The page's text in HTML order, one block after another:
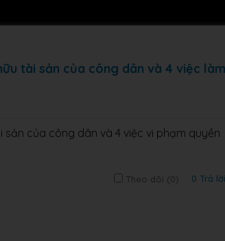
tài sản của công dân và 4 việc làm
của công dân và 4 việc vi phạm quyền
Theo dõi (0) 0 Trả lời